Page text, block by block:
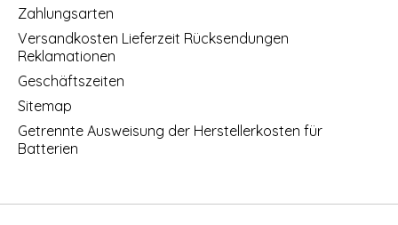
Zahlungsarten
Versandkosten Lieferzeit Rücksendungen
Reklamationen
Geschäftszeiten
Sitemap
Getrennte Ausweisung der Herstellerkosten für
Batterien